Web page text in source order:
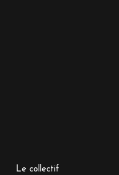
Le collectif